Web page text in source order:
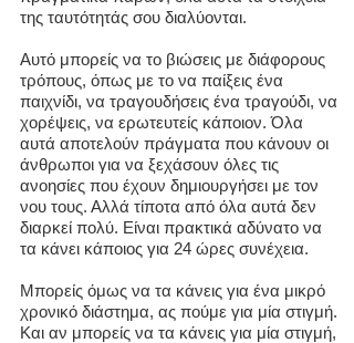
της ταυτότητάς σου διαλύονται.
Αυτό μπορείς να το βιώσεις με διάφορους
τρόπους, όπως με το να παίξεις ένα
παιχνίδι, να τραγουδήσεις ένα τραγούδι, να
χορέψεις, να ερωτευτείς κάποιον. Όλα
αυτά αποτελούν πράγματα που κάνουν οι
άνθρωποι για να ξεχάσουν όλες τις
ανοησίες που έχουν δημιουργήσει με τον
νου τους. Αλλά τίποτα από όλα αυτά δεν
διαρκεί πολύ. Είναι πρακτικά αδύνατο να
τα κάνει κάποιος για 24 ώρες συνέχεια.
Μπορείς όμως να τα κάνεις για ένα μικρό
χρονικό διάστημα, ας πούμε για μία στιγμή.
Και αν μπορείς να τα κάνεις για μία στιγμή,